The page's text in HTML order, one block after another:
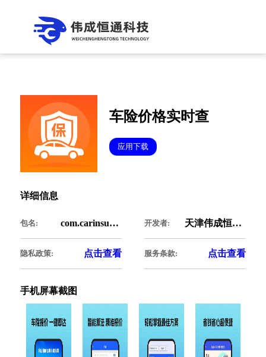
车险价格实时查
应用下载
详细信息
包名: com.carinsurancefy.carprice
隐私政策: 点击查看
开发者: 天津伟成恒通科技有限公司
服务条款: 点击查看
手机屏幕截图